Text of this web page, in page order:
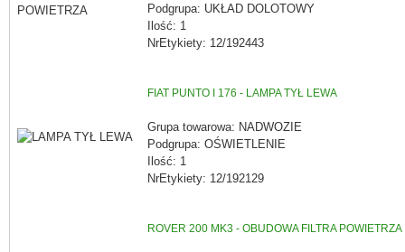
Podgrupa: UKŁAD DOLOTOWY
Ilość: 1
NrEtykiety: 12/192443
FIAT PUNTO I 176 - LAMPA TYŁ LEWA
Grupa towarowa: NADWOZIE
Podgrupa: OŚWIETLENIE
Ilość: 1
NrEtykiety: 12/192129
ROVER 200 MK3 - OBUDOWA FILTRA POWIETRZA